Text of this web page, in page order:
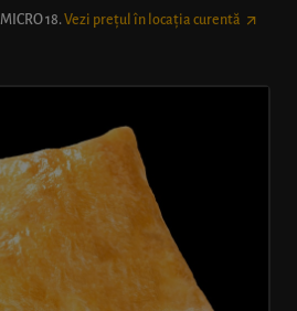
MICRO 18. Vezi prețul în locația curentă